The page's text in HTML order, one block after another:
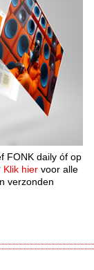
FONK daily óf op
Klik hier voor alle
verzonden